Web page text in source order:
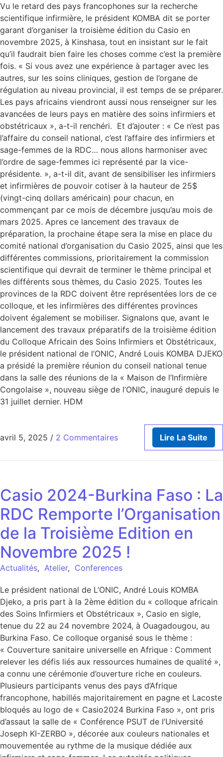
Vu le retard des pays francophones sur la recherche
scientifique infirmière, le président KOMBA dit se porter
garant d’organiser la troisième édition du Casio en
novembre 2025, à Kinshasa, tout en insistant sur le fait
qu’il faudrait bien faire les choses comme c’est la première
fois. « Si vous avez une expérience à partager avec les
autres, sur les soins cliniques, gestion de l’organe de
régulation au niveau provincial, il est temps de se préparer.
Les pays africains viendront aussi nous renseigner sur les
avancées de leurs pays en matière des soins infirmiers et
obstétricaux », a-t-il renchéri. Et d’ajouter : « Ce n’est pas
l’affaire du conseil national, c’est l’affaire des infirmiers et
sage-femmes de la RDC… nous allons harmoniser avec
l’ordre de sage-femmes ici représenté par la vice-
présidente. », a-t-il dit, avant de sensibiliser les infirmiers
et infirmières de pouvoir cotiser à la hauteur de 25$
(vingt-cinq dollars américain) pour chacun, en
commençant par ce mois de décembre jusqu’au mois de
mars 2025. Apres ce lancement des travaux de
préparation, la prochaine étape sera la mise en place du
comité national d’organisation du Casio 2025, ainsi que les
différentes commissions, prioritairement la commission
scientifique qui devrait de terminer le thème principal et
les différents sous thèmes, du Casio 2025. Toutes les
provinces de la RDC doivent être représentées lors de ce
colloque, et les infirmières des différentes provinces
doivent également se mobiliser. Signalons que, avant le
lancement des travaux préparatifs de la troisième édition
du Colloque Africain des Soins Infirmiers et Obstétricaux,
le président national de l’ONIC, André Louis KOMBA DJEKO
a présidé la première réunion du conseil national tenue
dans la salle des réunions de la « Maison de l’Infirmière
Congolaise », nouveau siège de l’ONIC, inauguré depuis le
31 juillet dernier. HDM
avril 5, 2025 / 2 Commentaires Lire La Suite
Casio 2024-Burkina Faso : La
RDC Remporte l’Organisation
de la Troisième Edition en
Novembre 2025 !
Actualités, Atelier, Conferences
Le président national de L’ONIC, André Louis KOMBA
Djeko, a pris part à la 2ème édition du « colloque africain
des Soins Infirmiers et Obstétricaux », Casio en sigle,
tenue du 22 au 24 novembre 2024, à Ouagadougou, au
Burkina Faso. Ce colloque organisé sous le thème :
« Couverture sanitaire universelle en Afrique : Comment
relever les défis liés aux ressources humaines de qualité »,
a connu une cérémonie d’ouverture riche en couleurs.
Plusieurs participants venus des pays d’Afrique
francophone, habillés majoritairement en pagne et Lacoste
bloqués au logo de « Casio2024 Burkina Faso », ont pris
d’assaut la salle de « Conférence PSUT de l’Université
Joseph KI-ZERBO », décorée aux couleurs nationales et
mouvementée au rythme de la musique dédiée aux